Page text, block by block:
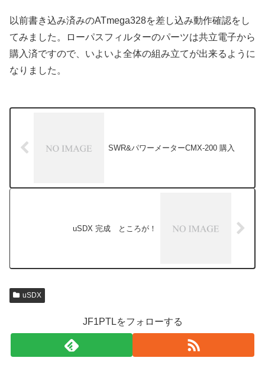
以前書き込み済みのATmega328を差し込み動作確認をし
てみました。ローパスフィルターのパーツは共立電子から
購入済ですので、いよいよ全体の組み立てが出来るように
なりました。
SWR&パワーメーターCMX-200 購入
uSDX 完成 ところが！
uSDX
JF1PTLをフォローする